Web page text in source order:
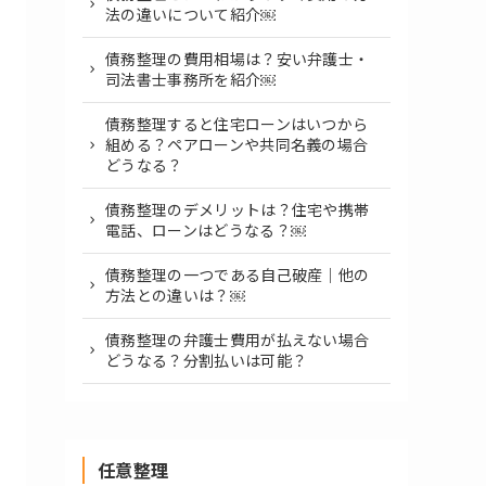
法の違いについて紹介￼
債務整理の費用相場は？安い弁護士・
司法書士事務所を紹介￼
債務整理すると住宅ローンはいつから
組める？ペアローンや共同名義の場合
どうなる？
債務整理のデメリットは？住宅や携帯
電話、ローンはどうなる？￼
債務整理の一つである自己破産｜他の
方法との違いは？￼
債務整理の弁護士費用が払えない場合
どうなる？分割払いは可能？
任意整理